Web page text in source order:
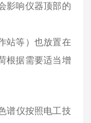
影响仪器顶部的
站等）也放置在
根据需要适当增
谱仪按照电工技